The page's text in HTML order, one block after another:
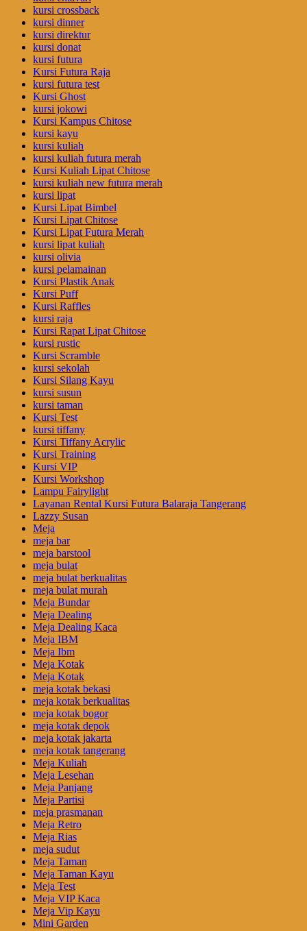
kursi crossback
kursi dinner
kursi direktur
kursi donat
kursi futura
Kursi Futura Raja
kursi futura test
Kursi Ghost
kursi jokowi
Kursi Kampus Chitose
kursi kayu
kursi kuliah
kursi kuliah futura merah
Kursi Kuliah Lipat Chitose
kursi kuliah new futura merah
kursi lipat
Kursi Lipat Bimbel
Kursi Lipat Chitose
Kursi Lipat Futura Merah
kursi lipat kuliah
kursi olivia
kursi pelamainan
Kursi Plastik Anak
Kursi Puff
Kursi Raffles
kursi raja
Kursi Rapat Lipat Chitose
kursi rustic
Kursi Scramble
kursi sekolah
Kursi Silang Kayu
kursi susun
kursi taman
Kursi Test
kursi tiffany
Kursi Tiffany Acrylic
Kursi Training
Kursi VIP
Kursi Workshop
Lampu Fairylight
Layanan Rental Kursi Futura Balaraja Tangerang
Lazzy Susan
Meja
meja bar
meja barstool
meja bulat
meja bulat berkualitas
meja bulat murah
Meja Bundar
Meja Dealing
Meja Dealing Kaca
Meja IBM
Meja Ibm
Meja Kotak
Meja Kotak
meja kotak bekasi
meja kotak berkualitas
meja kotak bogor
meja kotak depok
meja kotak jakarta
meja kotak tangerang
Meja Kuliah
Meja Lesehan
Meja Panjang
Meja Partisi
meja prasmanan
Meja Retro
Meja Rias
meja sudut
Meja Taman
Meja Taman Kayu
Meja Test
Meja VIP Kaca
Meja Vip Kayu
Mini Garden